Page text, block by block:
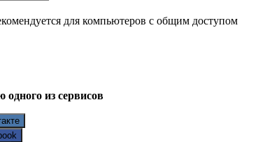
для компьютеров с общим доступом
из сервисов